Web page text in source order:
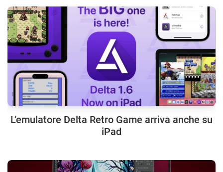
L’emulatore Delta Retro Game arriva anche su
iPad